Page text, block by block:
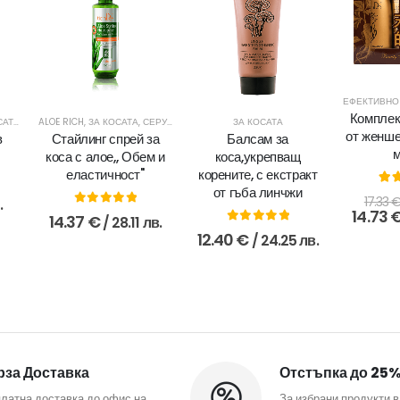
ПРОТИВ КОСОПАД
ALOE RICH, ЗА КОСАТА, СЕРУМИ БЕЗ ОТМИВАНЕ
Стайлинг спрей за
коса с алое,, Обем и
еластичност"
out of 5
14.37 €/ 28.11 лв.
ЗА КОСАТА
Балсам за
коса,укрепващ
корените, с екстракт
от гъба линчжи
0 out of 5
12.40€ / 24.25 лв.
от
17.33
14.73
Доставка Отстъпка до 25%